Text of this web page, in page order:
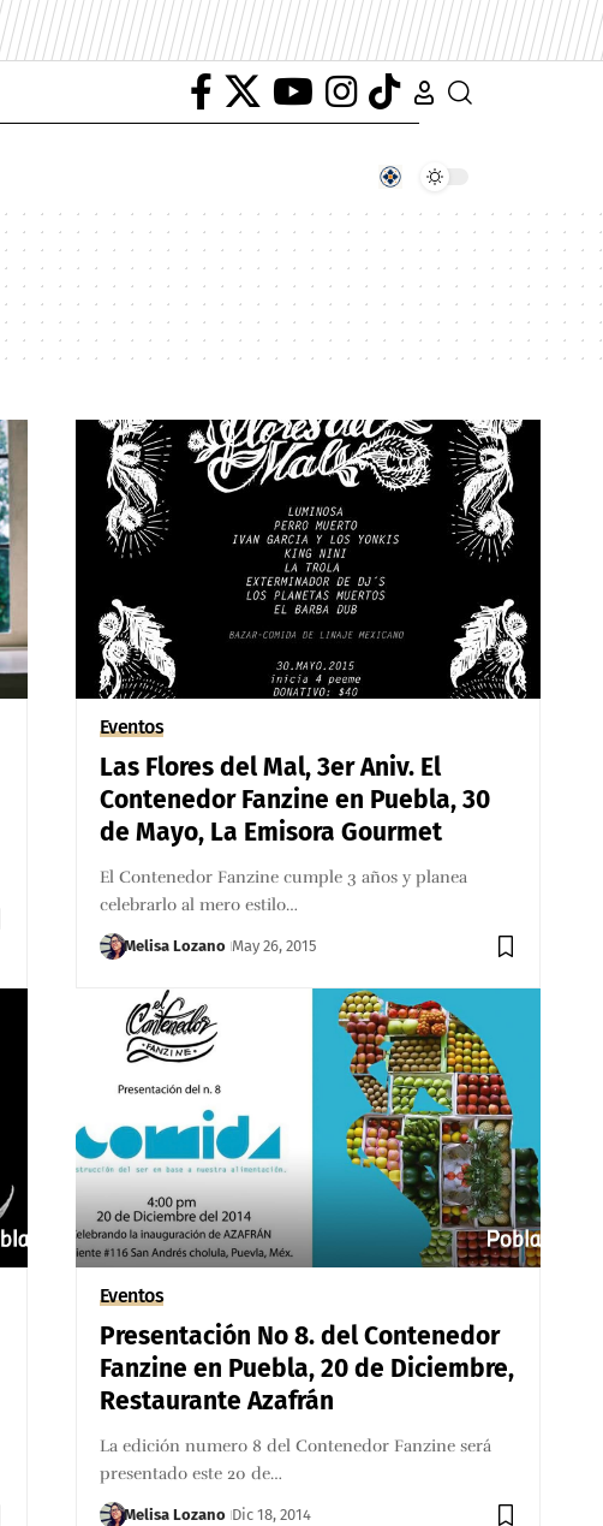
Eventos
Las Flores del Mal, 3er Aniv. El
Contenedor Fanzine en Puebla, 30
de Mayo, La Emisora Gourmet
El Contenedor Fanzine cumple 3 años y planea
celebrarlo al mero estilo…
Melisa Lozano May 26, 2015
Eventos
Presentación No 8. del Contenedor
Fanzine en Puebla, 20 de Diciembre,
Restaurante Azafrán
La edición numero 8 del Contenedor Fanzine será
presentado este 20 de…
Melisa Lozano Dic 18, 2014